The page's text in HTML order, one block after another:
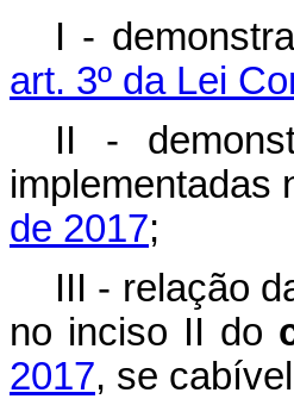
I -
art. 3º da Lei
II -
implementadas
de 2017;
III - relação
no inciso II do
2017, se